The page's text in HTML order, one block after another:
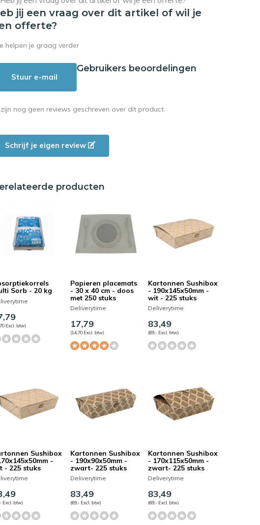
jij een vraag over dit artikel of wil je
offerte?
helpen je graag verder
Stuur e-mail
Gebruikers beoordelingen
zijn nog geen reviews geschreven over dit product.
Schrijf je eigen review
producten
Sorb - 20 kg
Excl. btw)
Papieren placemats
- 30 x 40 cm - doos
met 250 stuks
Deliverytime
17,79
(14,70 Excl. btw)
Kartonnen Sushibox
- 190x145x50mm -
wit - 225 stuks
Deliverytime
83,49
(69,- Excl. btw)
Sushibox
-
- 225 stuks
Excl. btw)
Kartonnen Sushibox
- 190x90x50mm -
zwart- 225 stuks
Deliverytime
83,49
(69,- Excl. btw)
Kartonnen Sushibox
- 170x115x50mm -
zwart- 225 stuks
Deliverytime
83,49
(69,- Excl. btw)